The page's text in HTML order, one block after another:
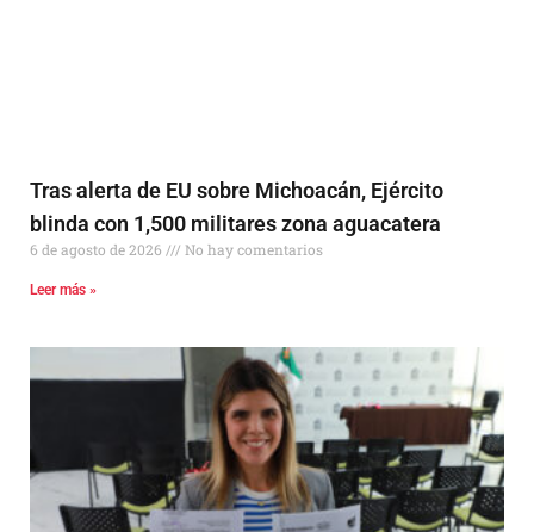
Tras alerta de EU sobre Michoacán, Ejército
blinda con 1,500 militares zona aguacatera
6 de agosto de 2026 No hay comentarios
Leer más »